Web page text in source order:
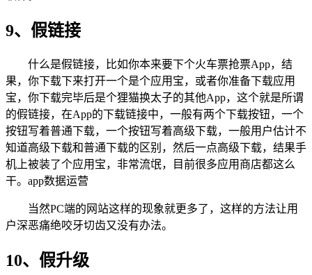
9、假链接
什么是假链接，比如你本来要下个火车票抢票App，结
果，你下载下来打开一个是个应用宝，或者你准备下载应用
宝，你下载完毕后是个狸猫换太子的其他App，这个就是所谓
的假链接，在App的下载链接中，一般有两个下载按钮，一个
按钮写着普通下载，一个按钮写着高级下载，一般用户估计不
知道高级下载和普通下载的区别，然后一点高级下载，结果手
机上被装了个应用宝，非常流氓，目前很多应用商店都这么
干。app数据运营
当然PC端的网站这样的现象就更多了，这样的方法让用
户深恶痛绝咬牙切齿又没有办法。
10、假升级